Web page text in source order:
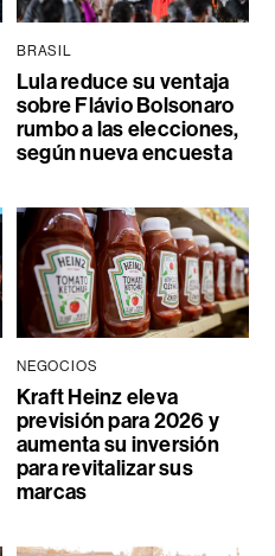
BRASIL
Lula reduce su ventaja
sobre Flávio Bolsonaro
rumbo a las elecciones,
según nueva encuesta
NEGOCIOS
Kraft Heinz eleva
previsión para 2026 y
aumenta su inversión
para revitalizar sus
marcas